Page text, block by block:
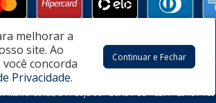
e Telas Vitória Ltda - CNPJ: 32.951.470/0002-08
Mario Covas, 311 Loja 06 - Serra / ES - CEP: 29161-160
melhorar a
site. Ao
concorda
Privacidade.
Continuar e Fechar